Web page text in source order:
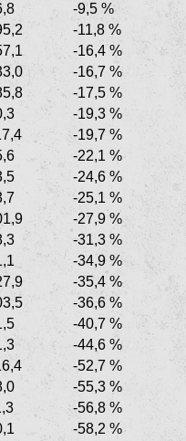
-9,5 %
-11,8 %
-16,4 %
-16,7 %
-17,5 %
-19,3 %
-19,7 %
-22,1 %
-24,6 %
-25,1 %
-27,9 %
-31,3 %
-34,9 %
-35,4 %
-36,6 %
-40,7 %
-44,6 %
-52,7 %
-55,3 %
-56,8 %
-58,2 %